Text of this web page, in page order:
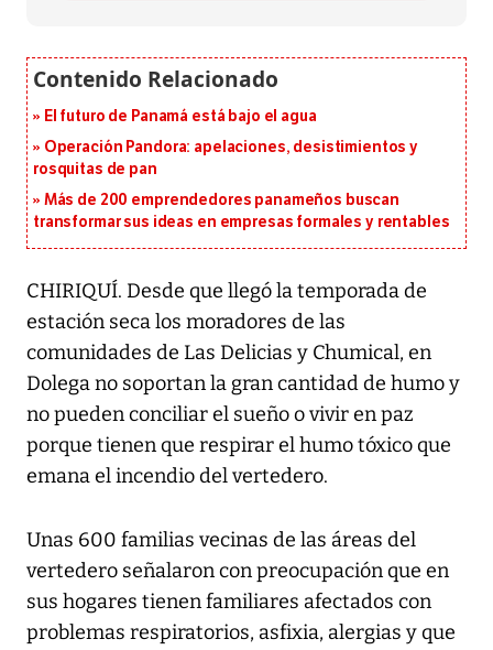
El futuro de Panamá está bajo el agua
Operación Pandora: apelaciones, desistimientos y
rosquitas de pan
Más de 200 emprendedores panameños buscan
transformar sus ideas en empresas formales y rentables
CHIRIQUÍ. Desde que llegó la temporada de
estación seca los moradores de las
comunidades de Las Delicias y Chumical, en
Dolega no soportan la gran cantidad de humo y
no pueden conciliar el sueño o vivir en paz
porque tienen que respirar el humo tóxico que
emana el incendio del vertedero.
Unas 600 familias vecinas de las áreas del
vertedero señalaron con preocupación que en
sus hogares tienen familiares afectados con
problemas respiratorios, asfixia, alergias y que